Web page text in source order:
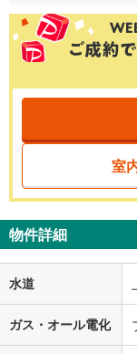
室
物件詳細
水道
ガス・オール電化